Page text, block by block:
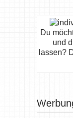
Du
und
lassen?